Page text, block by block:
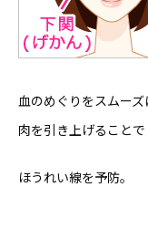
血のめぐりをスムー
肉を引き上げることで
ほうれい線を予防。